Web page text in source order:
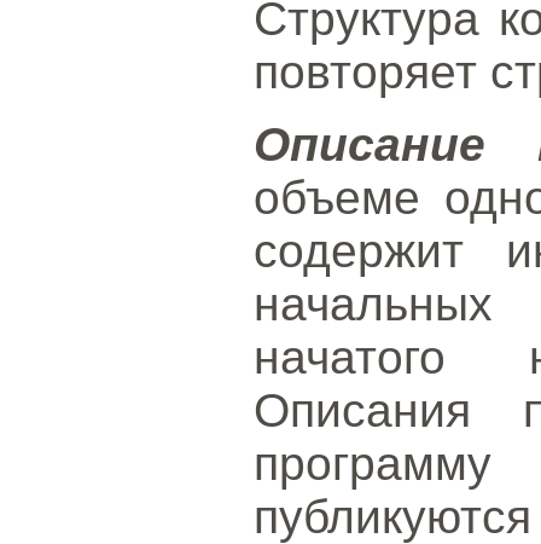
Структура
повторяет
Описание
объеме
содержит
начатого
Описания